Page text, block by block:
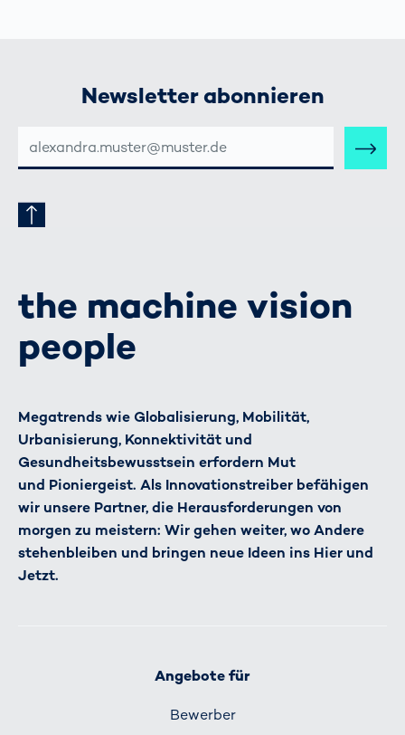
Newsletter abonnieren
MAIL-
ADRESSE
the machine vision
people
Megatrends wie Globalisierung, Mobilität,
Urbanisierung, Konnektivität und
Gesundheitsbewusstsein erfordern Mut
und Pioniergeist. Als Innovationstreiber befähigen
wir unsere Partner, die Herausforderungen von
morgen zu meistern: Wir gehen weiter, wo Andere
stehenbleiben und bringen neue Ideen ins Hier und
Jetzt.
Angebote für
Bewerber